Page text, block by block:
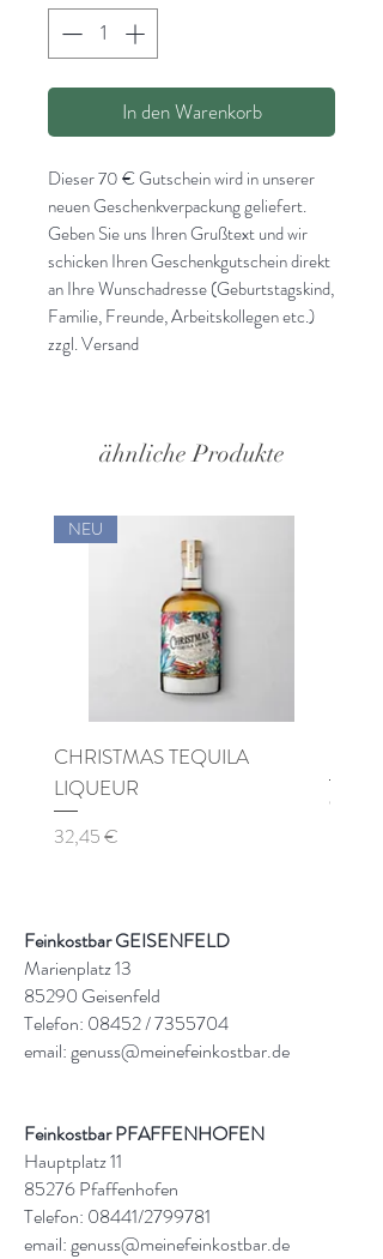
In den Warenkorb
Dieser 70 € Gutschein wird in unserer
neuen Geschenkverpackung geliefert.
Geben Sie uns Ihren Grußtext und wir
schicken Ihren Geschenkgutschein direkt
an Ihre Wunschadresse (Geburtstagskind,
Familie, Freunde, Arbeitskollegen etc.)
zzgl. Versand
ähnliche Produkte
NEU
CHRISTMAS TEQUILA
LIQUEUR
Preis
32,45 €
Preis
9,90 €
Feinkostbar GEISENFELD
Marienplatz 13
85290 Geisenfeld
Telefon: 08452 /7355704
email:genuss@meinefeinkostbar.de
Feinkostbar PFAFFENHOFEN
Hauptplatz 11
85276 Pfaffenhofen
Telefon: 08441/2799781
email:genuss@meinefeinkostbar.de